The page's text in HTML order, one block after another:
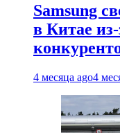
Samsung
в Китае
4 месяца ago4